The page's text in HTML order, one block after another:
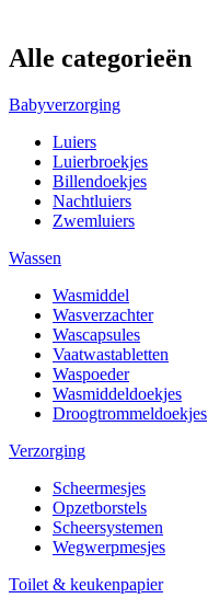
Alle categorieën
Babyverzorging
Luiers
Luierbroekjes
Billendoekjes
Nachtluiers
Zwemluiers
Wassen
Wasmiddel
Wasverzachter
Wascapsules
Vaatwastabletten
Waspoeder
Wasmiddeldoekjes
Droogtrommeldoekjes
Verzorging
Scheermesjes
Opzetborstels
Scheersystemen
Wegwerpmesjes
Toilet & keukenpapier